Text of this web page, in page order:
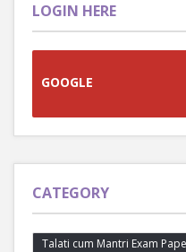
LOGIN HERE
GOOGLE
CATEGORY
Talati cum Mantri Exam